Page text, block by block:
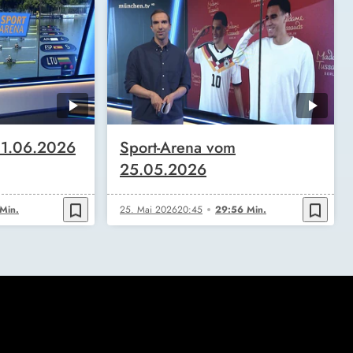
bookmark_border
Sport-Arena vom
25.05.2026
25. Mai 202620:45 29:56 Min. bookmark_border